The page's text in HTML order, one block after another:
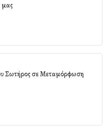
μας
Σωτήρος σε Μεταμόρφωση